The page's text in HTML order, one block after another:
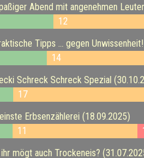
Abend mit angenehmen
12
Tipps ... gegen
14
Schreck Schreck Spezial
17
Erbsenzählerei (18.09.2025)
11
mögt auch Trockeneis?